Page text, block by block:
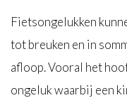
Fietsongelukken
tot breuken en in
afloop. Vooral het
ongeluk waarbij een